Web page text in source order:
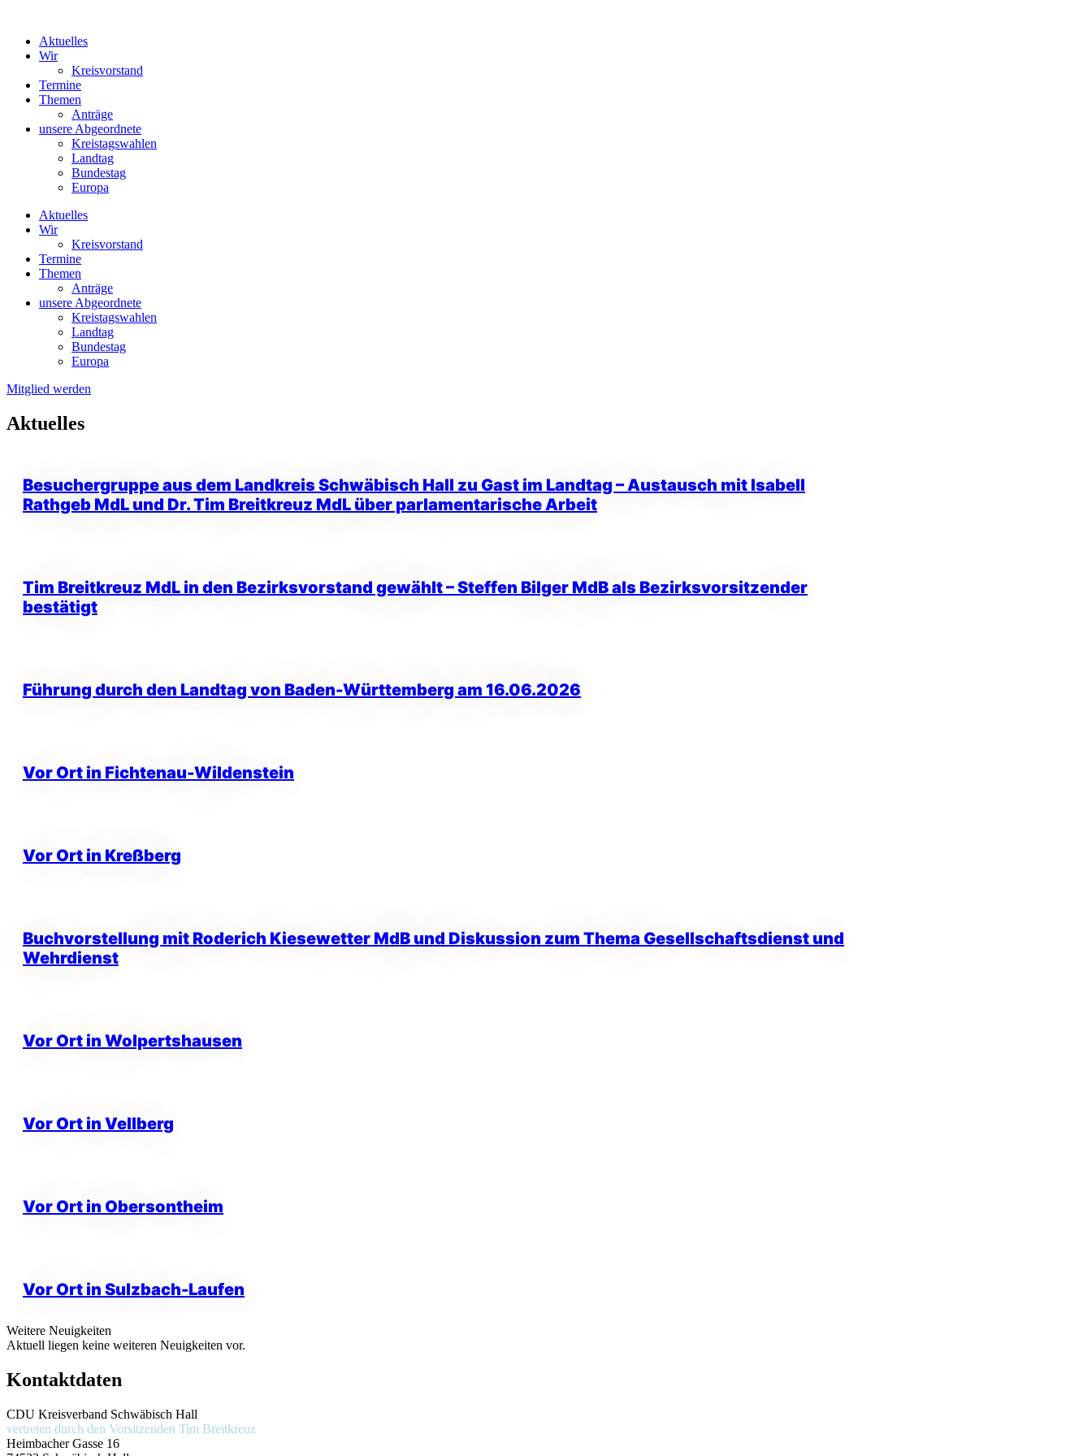
springenAktuelles
Wir
Kreisvorstand
Termine
Themen
Anträge
unsere Abgeordnete
Kreistagswahlen
Landtag
Bundestag
Europa
Aktuelles
Wir
Kreisvorstand
Termine
Themen
Anträge
unsere Abgeordnete
Kreistagswahlen
Landtag
Bundestag
Europa
Mitglied werden
Aktuelles
Besuchergruppe aus dem Landkreis Schwäbisch Hall zu Gast im Landtag – Austausch mit Isabell
Rathgeb MdL und Dr. Tim Breitkreuz MdL über parlamentarische Arbeit
Tim Breitkreuz MdL in den Bezirksvorstand gewählt – Steffen Bilger MdB als Bezirksvorsitzender
bestätigt
Führung durch den Landtag von Baden-Württemberg am 16.06.2026
Vor Ort in Fichtenau-Wildenstein
Vor Ort in Kreßberg
Buchvorstellung mit Roderich Kiesewetter MdB und Diskussion zum Thema Gesellschaftsdienst und
Wehrdienst
Vor Ort in Wolpertshausen
Vor Ort in Vellberg
Vor Ort in Obersontheim
Vor Ort in Sulzbach-Laufen
Weitere Neuigkeiten
Aktuell liegen keine weiteren Neuigkeiten vor.
Kontaktdaten
CDU Kreisverband Schwäbisch Hall
vertreten durch den Vorsitzenden Tim Breitkreuz
Heimbacher Gasse 16